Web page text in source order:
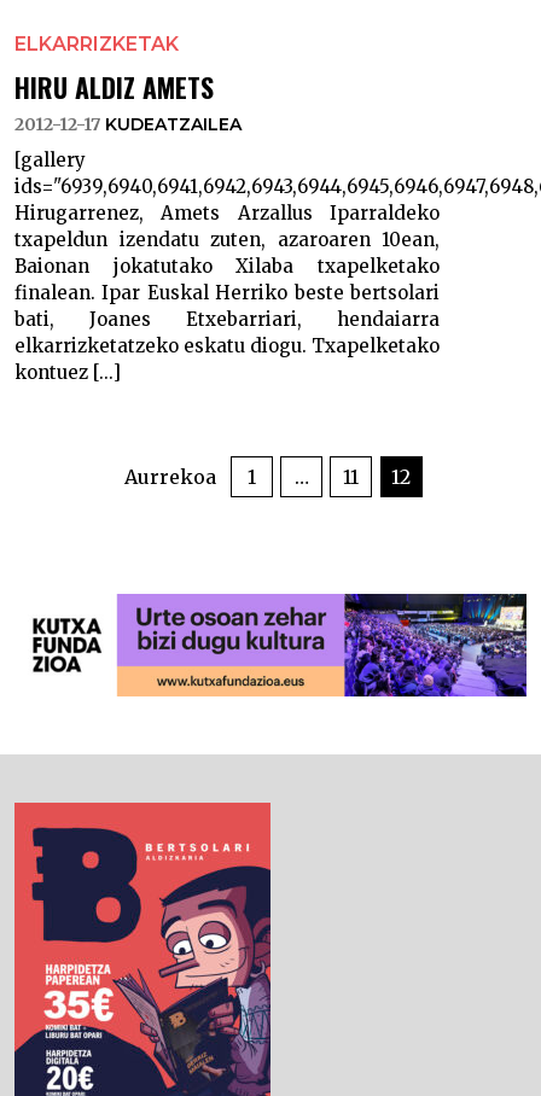
ELKARRIZKETAK
HIRU ALDIZ AMETS
2012-12-17 KUDEATZAILEA
[gallery
Hirugarrenez, Amets Arzallus Iparraldeko
txapeldun izendatu zuten, azaroaren 10ean,
Baionan jokatutako Xilaba txapelketako
finalean. Ipar Euskal Herriko beste bertsolari
bati, Joanes Etxebarriari, hendaiarra
elkarrizketatzeko eskatu diogu. Txapelketako
kontuez [...]
PAGINATIONAurrekoa 1 … 11 12